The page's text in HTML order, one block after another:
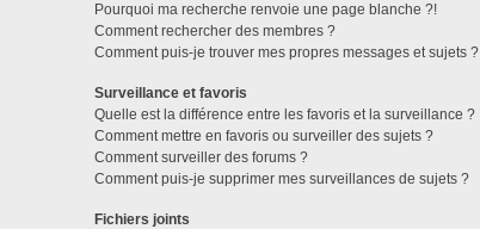
Pourquoi ma recherche renvoie une page blanche ?!
Comment rechercher des membres ?
Comment puis-je trouver mes propres messages et sujets ?
Surveillance et favoris
Quelle est la différence entre les favoris et la surveillance ?
Comment mettre en favoris ou surveiller des sujets ?
Comment surveiller des forums ?
Comment puis-je supprimer mes surveillances de sujets ?
Fichiers joints